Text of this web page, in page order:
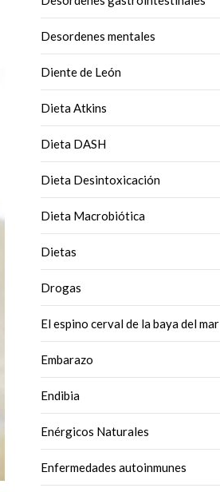
Desordenes mentales
Diente de León
Dieta Atkins
Dieta DASH
Dieta Desintoxicación
Dieta Macrobiótica
Dietas
Drogas
El espino cerval de la baya del mar
Embarazo
Endibia
Enérgicos Naturales
Enfermedades autoinmunes